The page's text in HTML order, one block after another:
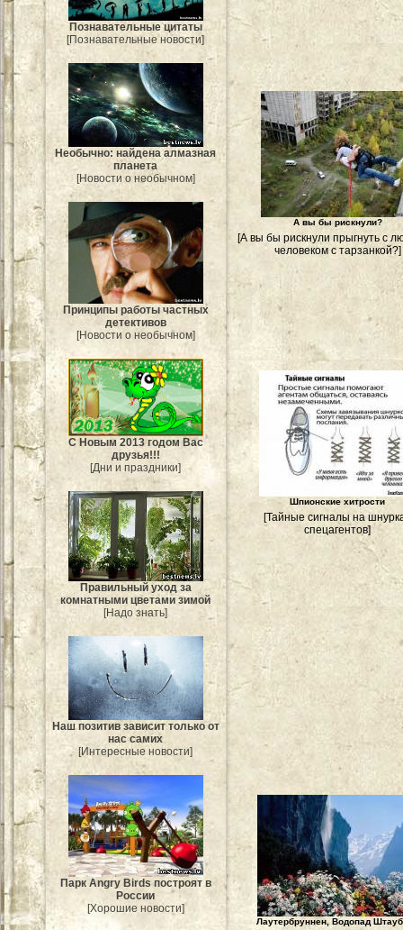
Познавательные цитаты
[Познавательные новости]
Необычно: найдена алмазная
планета
[Новости о необычном]
Принципы работы частных
детективов
[Новости о необычном]
С Новым 2013 годом Вас
друзья!!!
[Дни и праздники]
Правильный уход за
комнатными цветами зимой
[Надо знать]
Наш позитив зависит только от
нас самих
[Интересные новости]
Парк Angry Birds построят в
России
[Хорошие новости]
А вы бы рискнули?
[А вы бы рискнули прыгнуть с
человеком с тарзанкой?]
Шпионские хитрости
[Тайные сигналы на
спецагентов]
Лаутербруннен, Водопад